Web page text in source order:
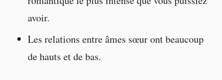
avoir.
Les relations entre âmes sœur ont beaucoup
de hauts et de bas.